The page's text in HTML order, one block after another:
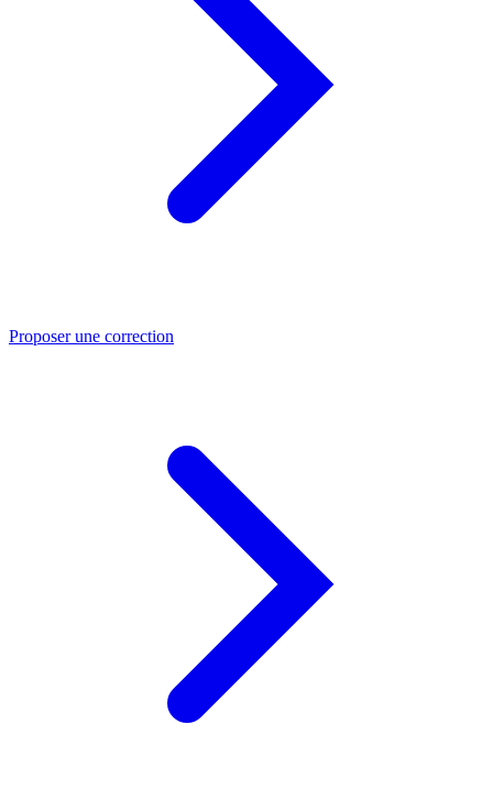
Proposer une correction